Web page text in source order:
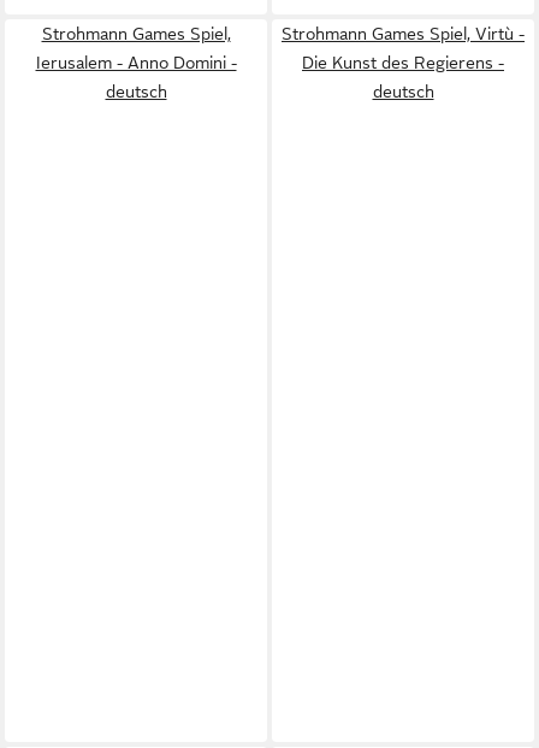
Strohmann Games Spiel,
Ierusalem - Anno Domini -
deutsch
Strohmann Games Spiel, Virtù -
Die Kunst des Regierens -
deutsch